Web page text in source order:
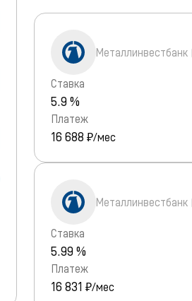
Металлинвестбанк
Ставка
5.9 %
Платеж
16 688 ₽/мес
Металлинвестбанк
Ставка
5.99 %
Платеж
16 831 ₽/мес